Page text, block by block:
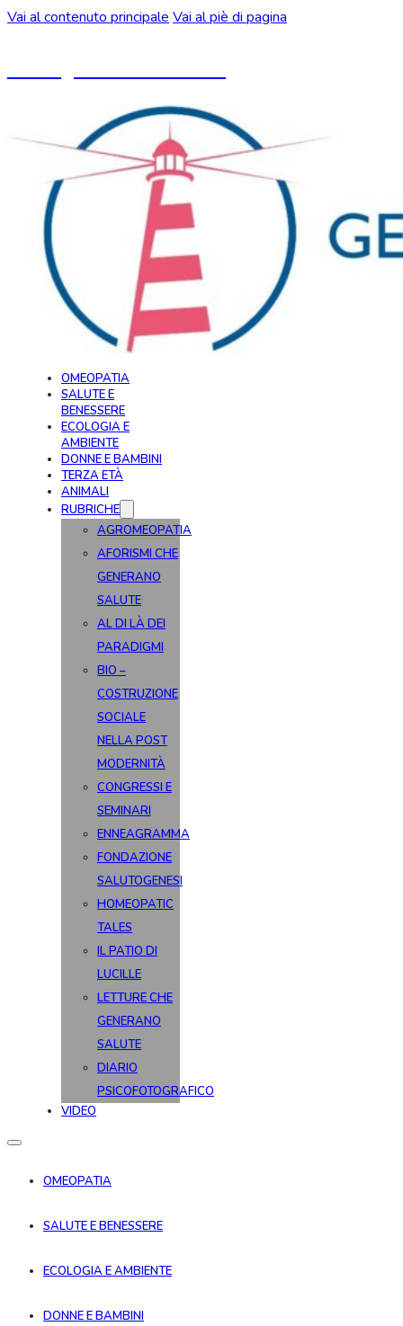
Vai al contenuto principale Vai al piè di pagina
OMEOPATIA
SALUTE E
BENESSERE
ECOLOGIA E
AMBIENTE
DONNE E BAMBINI
TERZA ETÀ
ANIMALI
RUBRICHE
AGROMEOPATIA
AFORISMI CHE
GENERANO
SALUTE
AL DI LÀ DEI
PARADIGMI
BIO –
COSTRUZIONE
SOCIALE
NELLA POST
MODERNITÀ
CONGRESSI E
SEMINARI
ENNEAGRAMMA
FONDAZIONE
SALUTOGENESI
HOMEOPATIC
TALES
IL PATIO DI
LUCILLE
LETTURE CHE
GENERANO
SALUTE
DIARIO
PSICOFOTOGRAFICO
VIDEO
OMEOPATIA
SALUTE E BENESSERE
ECOLOGIA E AMBIENTE
DONNE E BAMBINI